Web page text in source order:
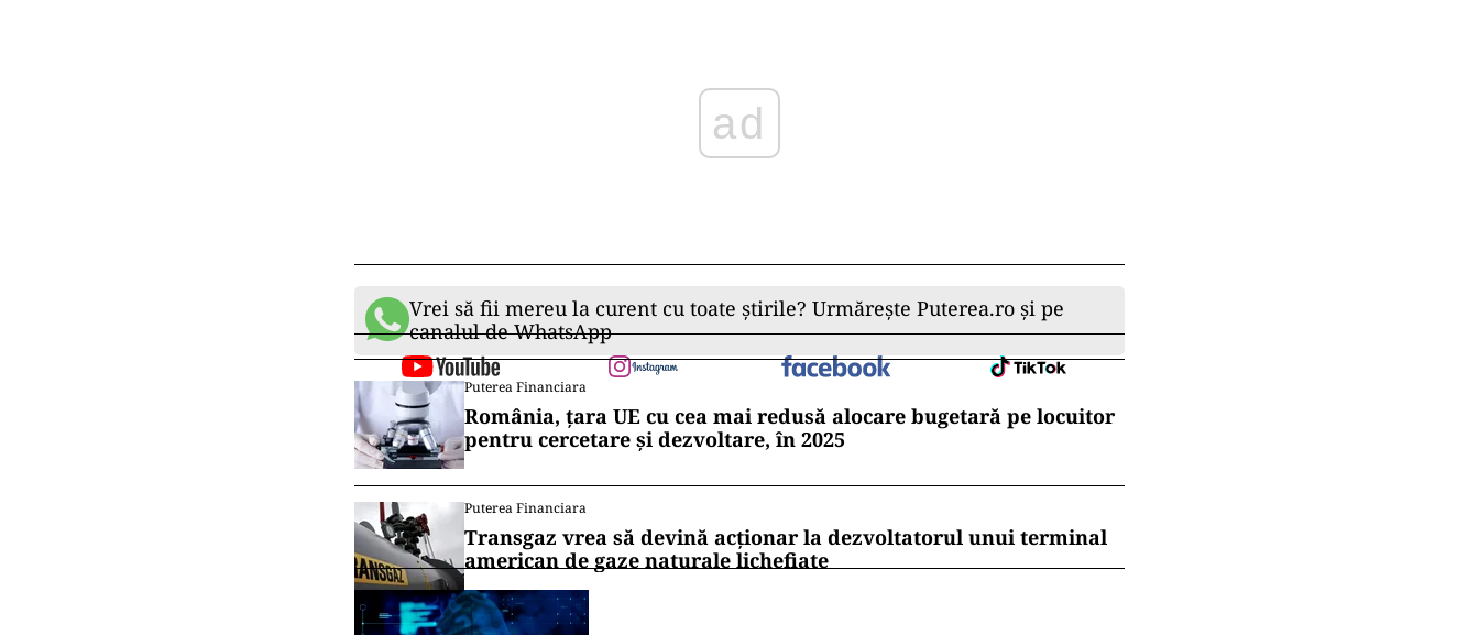
ad
Vrei să fii mereu la curent cu toate știrile? Urmărește Puterea.ro și pe
canalul de WhatsApp
Puterea Financiara
România, țara UE cu cea mai redusă alocare bugetară pe locuitor
pentru cercetare și dezvoltare, în 2025
Puterea Financiara
Transgaz vrea să devină acționar la dezvoltatorul unui terminal
american de gaze naturale lichefiate